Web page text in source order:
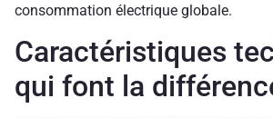
consommation électrique globale.
Caractéristiques
qui font la